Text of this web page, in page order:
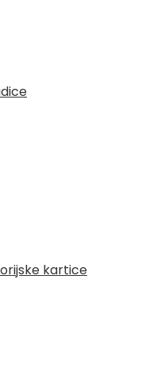
kartice